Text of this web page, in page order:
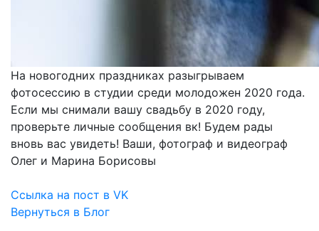
На новогодних праздниках разыгрываем
фотосессию в студии среди молодожен 2020 года.
Если мы снимали вашу свадьбу в 2020 году,
проверьте личные сообщения вк! Будем рады
вновь вас увидеть! Ваши, фотограф и видеограф
Олег и Марина Борисовы
Ссылка на пост в VK
Вернуться в Блог